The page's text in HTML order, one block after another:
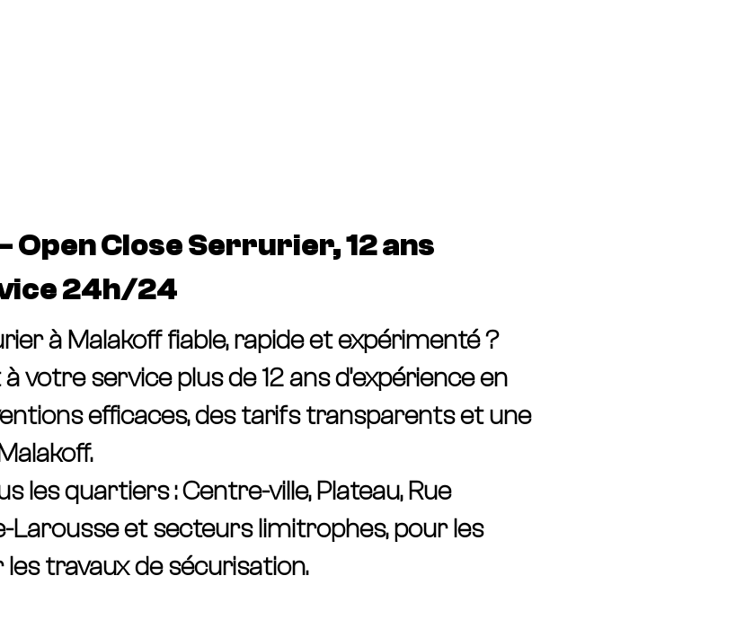
Close Serrurier, 12 ans
24h/24
à Malakoff fiable, rapide et expérimenté ?
votre service plus de 12 ans d’expérience en
efficaces, des tarifs transparents et une
les quartiers : Centre-ville, Plateau, Rue
Larousse et secteurs limitrophes, pour les
travaux de sécurisation.